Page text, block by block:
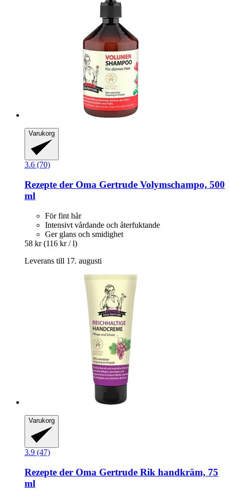
Varukorg
3.6 (70)
Rezepte der Oma Gertrude Volymschampo, 500
ml
För fint hår
Intensivt vårdande och återfuktande
Ger glans och smidighet
58 kr (116 kr / l)
Leverans till 17. augusti
Varukorg
3.9 (47)
Rezepte der Oma Gertrude Rik handkräm, 75
ml